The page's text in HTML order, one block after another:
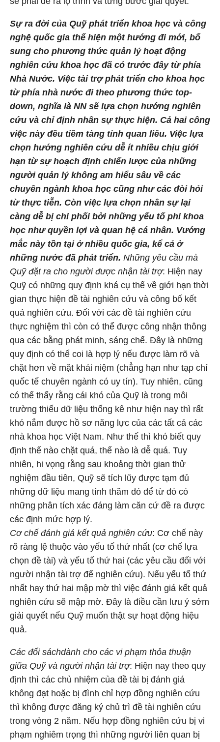
Sự ra đời của Quỹ phát triển khoa học và công
nghệ quốc gia thể hiện một hướng đi mới, bổ
sung cho phương thức quản lý hoạt động
nghiên cứu khoa học đã có trước đây từ phía
Nhà Nước. Việc tài trợ phát triển cho khoa học
từ phía nhà nước đi theo phương thức top-
down, nghĩa là NN sẽ lựa chọn hướng nghiên
cứu và chỉ định nhân sự thực hiện. Cả hai công
việc này đều tiềm tàng tính quan liêu. Việc lựa
chọn hướng nghiên cứu dễ ít nhiều chịu giới
hạn từ sự hoạch định chiến lược của những
người quản lý không am hiểu sâu về các
chuyên ngành khoa học cũng như các đòi hỏi
từ thực tiễn. Còn việc lựa chọn nhân sự lại
càng dễ bị chi phối bởi những yếu tố phi khoa
học như quyền lợi và quan hệ cá nhân. Vướng
mắc này tồn tại ở nhiều quốc gia, kể cả ở
những nước đã phát triển. Những yêu cầu mà
Quỹ đặt ra cho người được nhận tài trợ: Hiện nay
Quỹ có những quy định khá cụ thể về giới hạn thời
gian thực hiện đề tài nghiên cứu và công bố kết
quả nghiên cứu. Đối với các đề tài nghiên cứu
thực nghiệm thì còn có thể được công nhận thông
qua các bằng phát minh, sáng chế. Đây là những
quy định có thể coi là hợp lý nếu được làm rõ và
chặt hơn về mặt khái niệm (chẳng hạn như tạp chí
quốc tế chuyên ngành có uy tín). Tuy nhiên, cũng
có thể thấy rằng cái khó của Quỹ là trong môi
trường thiếu dữ liệu thống kê như hiện nay thì rất
khó nắm được hồ sơ năng lực của các tất cả các
nhà khoa học Việt Nam. Như thế thì khó biết quy
định thế nào chặt quá, thế nào là dễ quá. Tuy
nhiên, hi vọng rằng sau khoảng thời gian thử
nghiệm đầu tiên, Quỹ sẽ tích lũy được tạm đủ
những dữ liệu mang tính thăm dó để từ đó có
những phân tích xác đáng làm căn cứ đề ra được
các định mức hợp lý.
Cơ chế đánh giá kết quả nghiên cứu: Cơ chế này
rõ ràng lệ thuộc vào yếu tố thứ nhất (cơ chế lựa
chọn đề tài) và yếu tố thứ hai (các yêu cầu đối với
người nhận tài trợ để nghiên cứu). Nếu yếu tố thứ
nhất hay thứ hai mập mờ thì việc đánh giá kết quả
nghiên cứu sẽ mập mờ. Đây là điều cần lưu ý sớm
giải quyết nếu Quỹ muốn thật sự hoạt động hiệu
quả.
Các đối sáchdành cho các vi phạm thỏa thuận
giữa Quỹ và người nhận tài trợ: Hiện nay theo quy
định thì các chủ nhiệm của đề tài bị đánh giá
không đạt hoặc bị đình chỉ hợp đồng nghiên cứu
thì không được đăng ký chủ trì đề tài nghiên cứu
trong vòng 2 năm. Nếu hợp đồng nghiên cứu bị vi
phạm nghiêm trọng thì những người liên quan bị